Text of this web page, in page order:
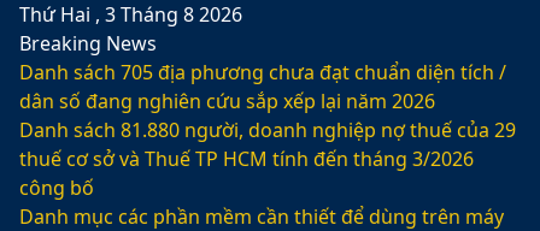
Thứ Hai , 3 Tháng 8 2026
Breaking News
Danh sách 705 địa phương chưa đạt chuẩn diện tích /
dân số đang nghiên cứu sắp xếp lại năm 2026
Danh sách 81.880‬ người, doanh nghiệp nợ thuế của 29
thuế cơ sở và Thuế TP HCM tính đến tháng 3/2026
công bố
Danh mục các phần mềm cần thiết để dùng trên máy